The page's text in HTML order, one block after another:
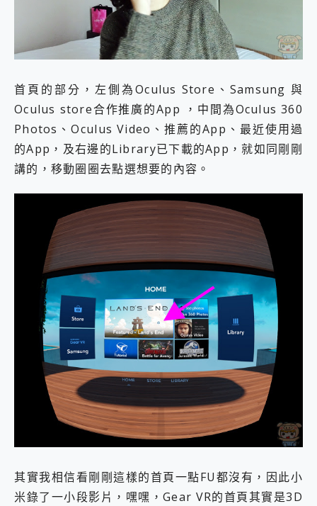
首頁的部分，左側為Oculus Store、Samsung 與
Oculus store合作推廣的App ，中間為Oculus 360
Photos、Oculus Video、推薦的App、最近使用過
的App，及右邊的Library已下載的App，就如同剛剛
講的，移動圈圈去點選想要的內容。
其實我相信看剛剛這樣的首頁一點FU都沒有，因此小
米錄了一小段影片，嘿嘿，Gear VR的首頁其實是3D